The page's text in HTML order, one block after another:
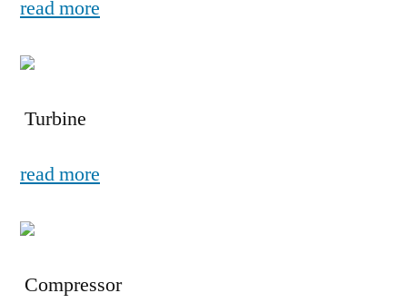
read more
Turbine
read more
Compressor